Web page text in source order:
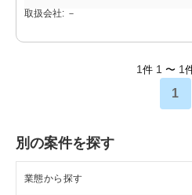
取扱会社: －
1 件 1 〜 1
1
別の案件を探す
業態から探す